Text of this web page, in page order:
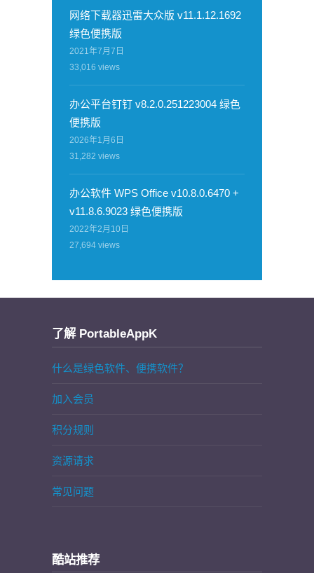
网络下载器迅雷大众版 v11.1.12.1692
绿色便携版
2021年7月7日
33,016 views
办公平台钉钉 v8.2.0.251223004 绿色
便携版
2026年1月6日
31,282 views
办公软件 WPS Office v10.8.0.6470 +
v11.8.6.9023 绿色便携版
2022年2月10日
27,694 views
了解 PortableAppK
什么是绿色软件、便携软件？
加入会员
积分规则
资源请求
常见问题
酷站推荐